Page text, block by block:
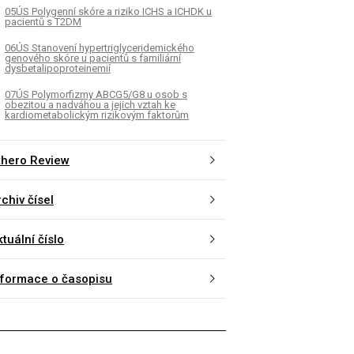
05ÚS Polygenní skóre a riziko ICHS a ICHDK u
pacientů s T2DM
06ÚS Stanovení hypertriglyceridemického
genového skóre u pacientů s familiární
dysbetalipoproteinemií
07ÚS Polymorfizmy ABCG5/G8 u osob s
obezitou a nadváhou a jejich vztah ke
kardiometabolickým rizikovým faktorům
Review
čísel
číslo
o časopisu